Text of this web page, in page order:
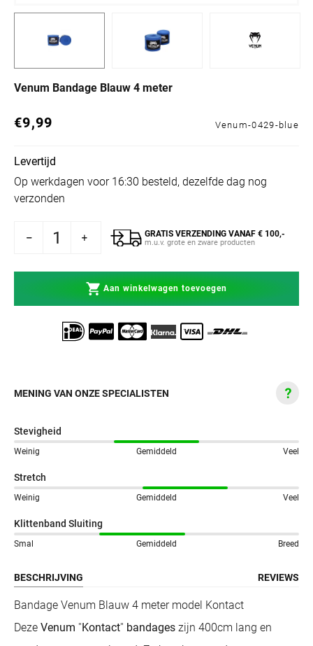
Venum Bandage Blauw 4 meter
Normale prijs
€9,99 Venum-0429-blue
Levertijd
Op werkdagen voor 16:30 besteld, dezelfde dag nog
verzonden
Bandage Blauw 4 meter
voor Venum Bandage Blauw 4 meter
GRATIS VERZENDING VANAF € 100,-
m.u.v. grote en zware producten
Aan winkelwagen toevoegen
MENING VAN ONZE SPECIALISTEN
Stevigheid
Weinig Gemiddeld Veel
Stretch
Weinig Gemiddeld Veel
Klittenband Sluiting
Smal Gemiddeld Breed
BESCHRIJVING REVIEWS
Bandage Venum Blauw 4 meter model Kontact
Deze Venum ''Kontact'' bandages zijn 400cm lang en